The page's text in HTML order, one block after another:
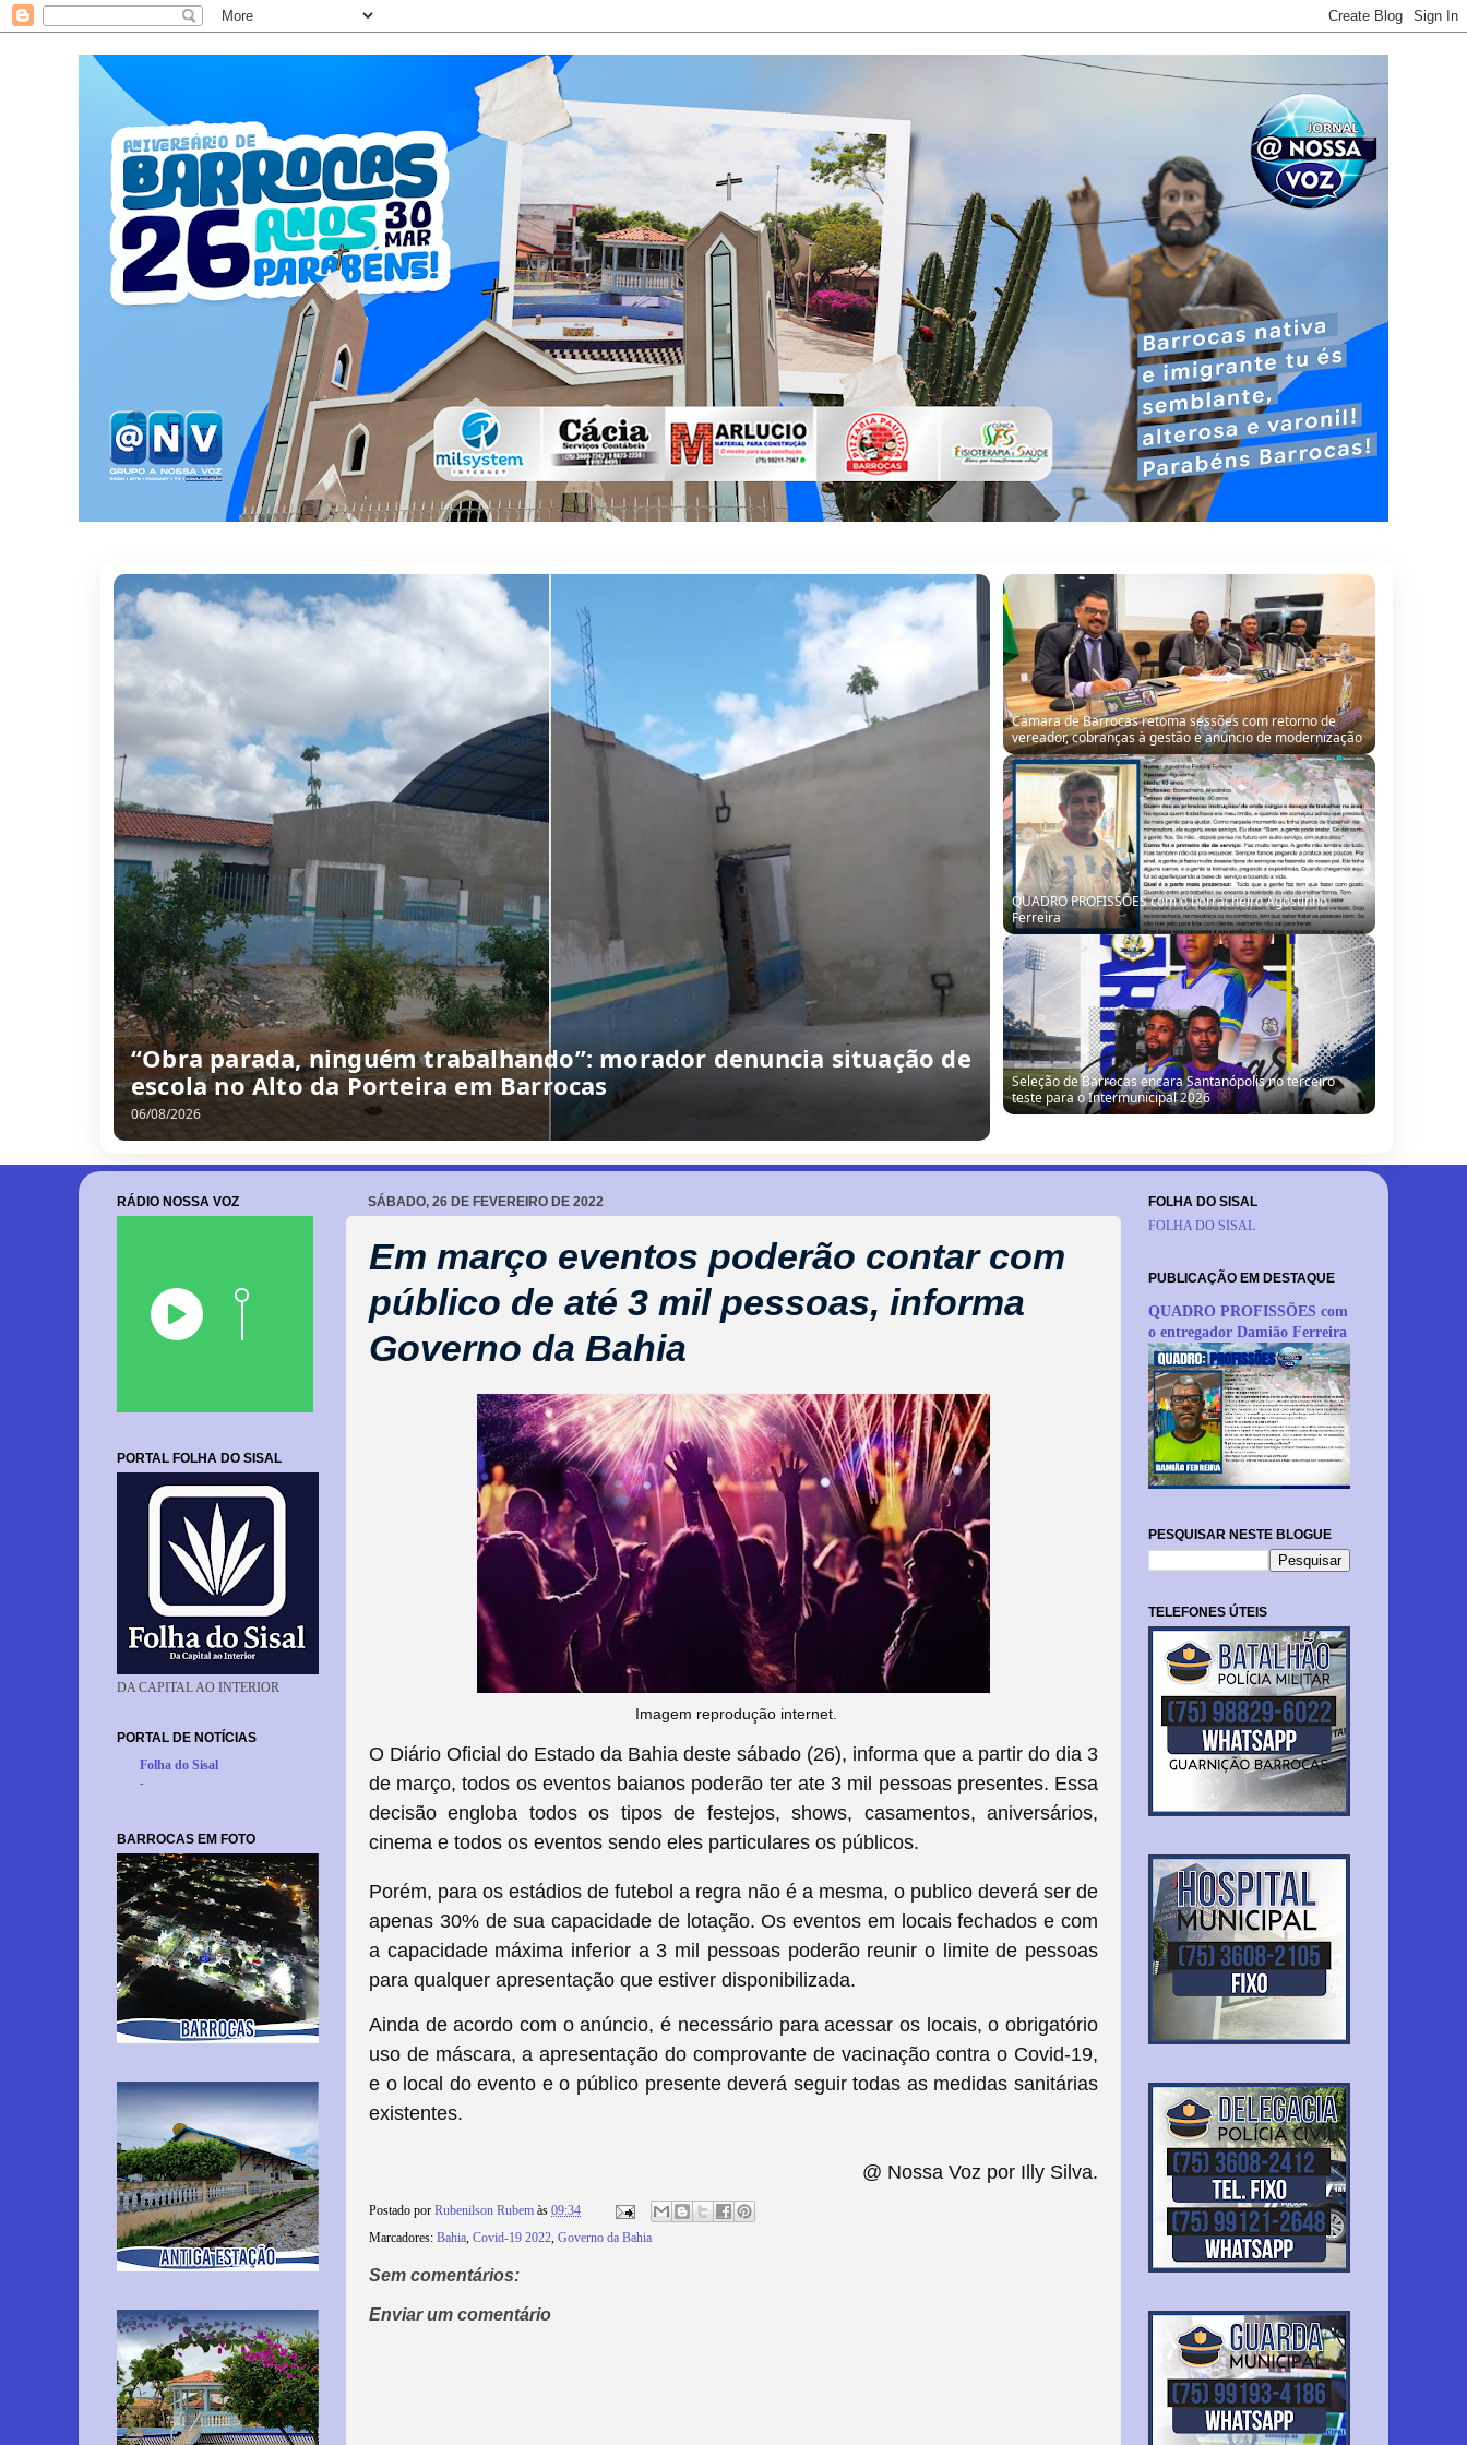
“Obra parada, ninguém trabalhando”: morador denuncia situação de
escola no Alto da Porteira em Barrocas
06/08/2026
Câmara de Barrocas retoma sessões com retorno de
vereador, cobranças à gestão e anúncio de modernização
QUADRO PROFISSÕES com o borracheiro Agostinho
Ferreira
Seleção de Barrocas encara Santanópolis no terceiro
teste para o Intermunicipal 2026
SÁBADO, 26 DE FEVEREIRO DE 2022
Em março eventos poderão contar com
público de até 3 mil pessoas, informa
Governo da Bahia
Imagem reprodução internet.
O Diário Oficial do Estado da Bahia deste sábado (26), informa que a partir do dia 3
de março, todos os eventos baianos poderão ter ate 3 mil pessoas presentes. Essa
decisão engloba todos os tipos de festejos, shows, casamentos, aniversários,
cinema e todos os eventos sendo eles particulares os públicos.
Porém, para os estádios de futebol a regra não é a mesma, o publico deverá ser de
apenas 30% de sua capacidade de lotação. Os eventos em locais fechados e com
a capacidade máxima inferior a 3 mil pessoas poderão reunir o limite de pessoas
para qualquer apresentação que estiver disponibilizada.
Ainda de acordo com o anúncio, é necessário para acessar os locais, o obrigatório
uso de máscara, a apresentação do comprovante de vacinação contra o Covid-19,
e o local do evento e o público presente deverá seguir todas as medidas sanitárias
existentes.
@ Nossa Voz por Illy Silva.
Postado por Rubenilson Rubem às 09:34
Marcadores: Bahia, Covid-19 2022, Governo da Bahia
Sem comentários:
Enviar um comentário
RÁDIO NOSSA VOZ
PORTAL FOLHA DO SISAL
DA CAPITAL AO INTERIOR
PORTAL DE NOTÍCIAS
Folha do Sisal
-
BARROCAS EM FOTO
FOLHA DO SISAL
FOLHA DO SISAL
PUBLICAÇÃO EM DESTAQUE
QUADRO PROFISSÕES com
o entregador Damião Ferreira
PESQUISAR NESTE BLOGUE
TELEFONES ÚTEIS